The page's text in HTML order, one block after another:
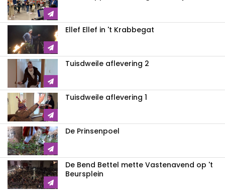
Ellef Ellef in 't Krabbegat
Tuisdweile aflevering 2
Tuisdweile aflevering 1
De Prinsenpoel
De Bend Bettel mette Vastenavend op 't
Beursplein